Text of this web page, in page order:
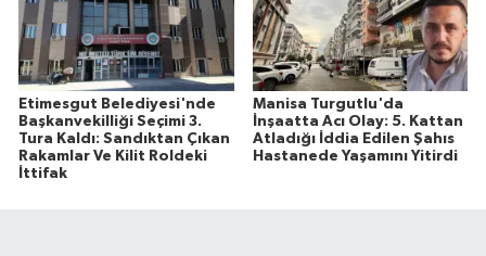
Etimesgut Belediyesi'nde
Başkanvekilliği Seçimi 3.
Tura Kaldı: Sandıktan Çıkan
Rakamlar Ve Kilit Roldeki
İttifak
Manisa Turgutlu'da
İnşaatta Acı Olay: 5. Kattan
Atladığı İddia Edilen Şahıs
Hastanede Yaşamını Yitirdi